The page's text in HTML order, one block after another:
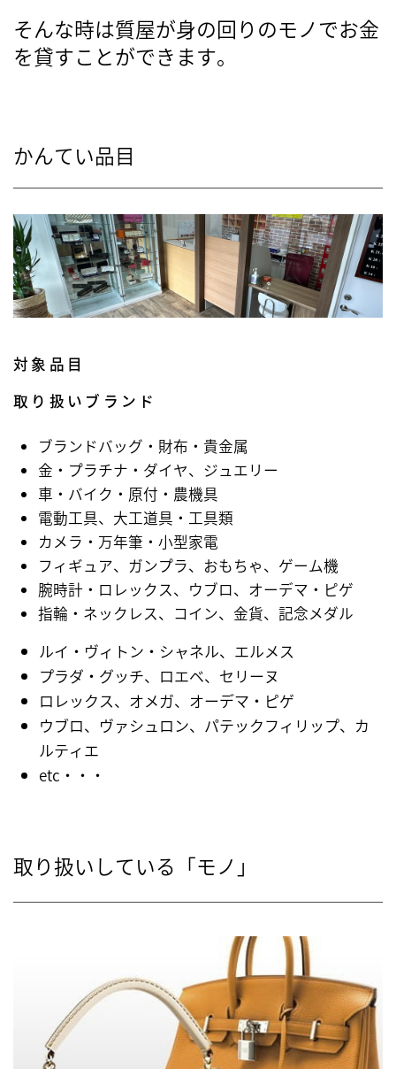
そんな時は質屋が身の回りのモノでお金
を貸すことができます。
かんてい品目
対象品目
取り扱いブランド
ブランドバッグ・財布・貴金属
金・プラチナ・ダイヤ、ジュエリー
車・バイク・原付・農機具
電動工具、大工道具・工具類
カメラ・万年筆・小型家電
フィギュア、ガンプラ、おもちゃ、ゲーム機
腕時計・ロレックス、ウブロ、オーデマ・ピゲ
指輪・ネックレス、コイン、金貨、記念メダル
ルイ・ヴィトン・シャネル、エルメス
プラダ・グッチ、ロエベ、セリーヌ
ロレックス、オメガ、オーデマ・ピゲ
ウブロ、ヴァシュロン、パテックフィリップ、カ
ルティエ
etc・・・
取り扱いしている「モノ」